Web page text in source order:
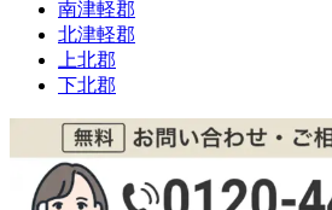
南津軽郡
北津軽郡
上北郡
下北郡